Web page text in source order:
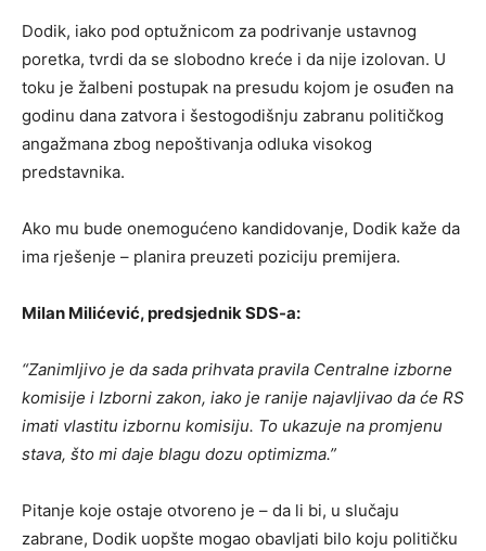
Dodik, iako pod optužnicom za podrivanje ustavnog
poretka, tvrdi da se slobodno kreće i da nije izolovan. U
toku je žalbeni postupak na presudu kojom je osuđen na
godinu dana zatvora i šestogodišnju zabranu političkog
angažmana zbog nepoštivanja odluka visokog
predstavnika.
Ako mu bude onemogućeno kandidovanje, Dodik kaže da
ima rješenje – planira preuzeti poziciju premijera.
Milan Milićević, predsjednik SDS-a:
“Zanimljivo je da sada prihvata pravila Centralne izborne
komisije i Izborni zakon, iako je ranije najavljivao da će RS
imati vlastitu izbornu komisiju. To ukazuje na promjenu
stava, što mi daje blagu dozu optimizma.”
Pitanje koje ostaje otvoreno je – da li bi, u slučaju
zabrane, Dodik uopšte mogao obavljati bilo koju političku